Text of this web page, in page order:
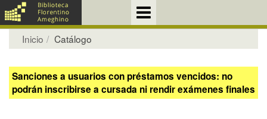
Inicio Catálogo
Sanciones a usuarios con préstamos vencidos: no
podrán inscribirse a cursada ni rendir exámenes finales